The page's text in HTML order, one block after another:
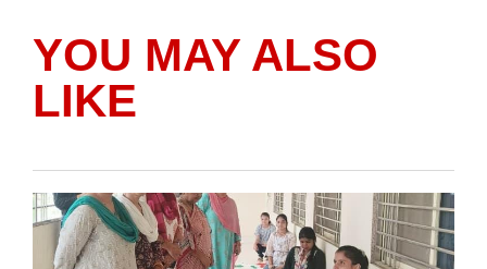
YOU MAY ALSO
LIKE